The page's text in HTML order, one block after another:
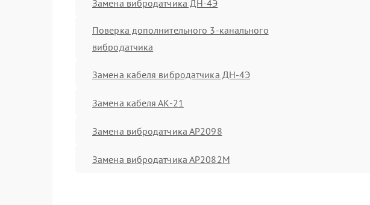
Замена вибродатчика ДН-4Э
Поверка дополнительного 3-канального
вибродатчика
Замена кабеля вибродатчика ДН-4Э
Замена кабеля АК-21
Замена вибродатчика АР2098
Замена вибродатчика АР2082М